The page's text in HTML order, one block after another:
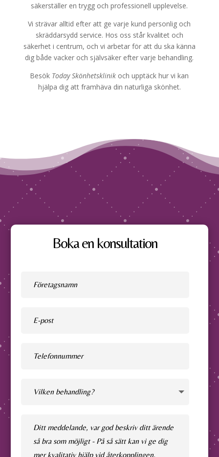
säkerställer en trygg och professionell upplevelse.
Vi strävar alltid efter att ge varje kund personlig och
skräddarsydd service. Hos oss står kvalitet och
säkerhet i centrum, och vi arbetar för att du ska känna
dig både vacker och självsäker efter varje behandling.
Besök Today Skönhetsklinik och upptäck hur vi kan
hjälpa dig att framhäva din naturliga skönhet.
Boka en konsultation